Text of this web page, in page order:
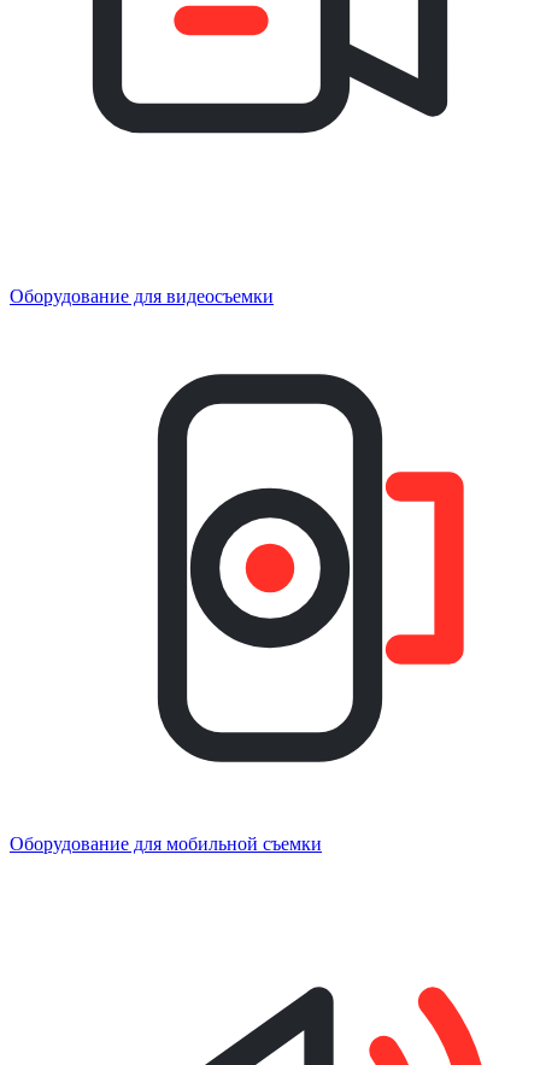
Оборудование для видеосъемки
Оборудование для мобильной съемки